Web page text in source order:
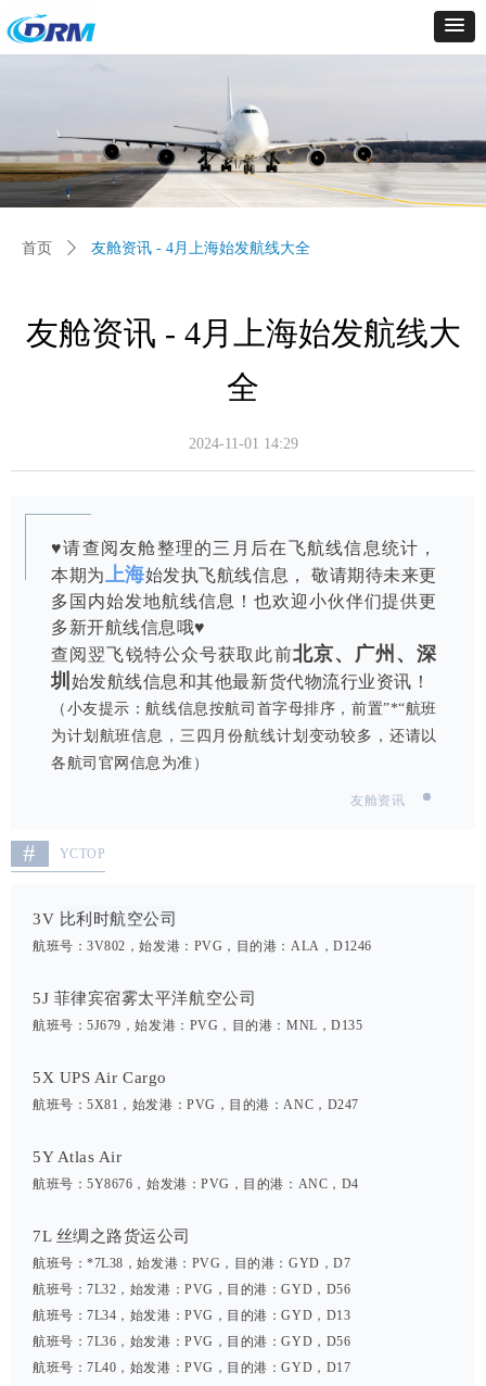
友舱资讯 - 4月上海始发航线大
全
♥请查阅友舱整理的三月后在飞航线信息统计，
本期为上海始发执飞航线信息， 敬请期待未来更
多国内始发地航线信息！也欢迎小伙伴们提供更
多新开航线信息哦♥
查阅翌飞锐特公众号获取此前北京、广州、深
圳 始发航线信息和其他最新货代物流行业资讯！
（小友提示：航线信息按航司首字母排序，前置”*“航班
为计划航班信息，三四月份航线计划变动较多，还请以
各航司官网信息为准）
友舱资讯
# YCTOP
3V 比利时航空公司
航班号：3V802，始发港：PVG，目的港：ALA，D1246
5J 菲律宾宿雾太平洋航空公司
航班号：5J679，始发港：PVG，目的港：MNL，D135
5X UPS Air Cargo
航班号：5X81，始发港：PVG，目的港：ANC，D247
5Y Atlas Air
航班号：5Y8676，始发港：PVG，目的港：ANC，D4
7L 丝绸之路货运公司
航班号：*7L38，始发港：PVG，目的港：GYD，D7
航班号：7L32，始发港：PVG，目的港：GYD，D56
航班号：7L34，始发港：PVG，目的港：GYD，D13
航班号：7L36，始发港：PVG，目的港：GYD，D56
航班号：7L40，始发港：PVG，目的港：GYD，D17
2024-11-01 14:29
首页 ꄲ 友舱资讯 - 4月上海始发航线大全